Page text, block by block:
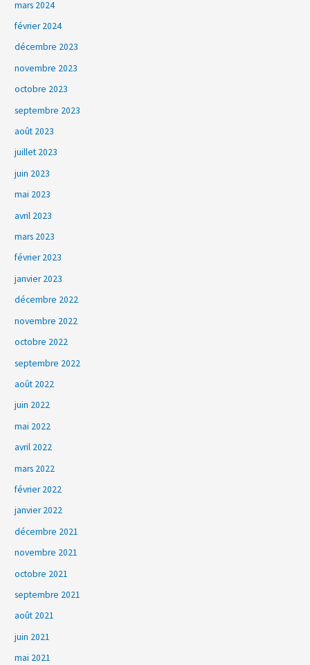
mars 2024
février 2024
décembre 2023
novembre 2023
octobre 2023
septembre 2023
août 2023
juillet 2023
juin 2023
mai 2023
avril 2023
mars 2023
février 2023
janvier 2023
décembre 2022
novembre 2022
octobre 2022
septembre 2022
août 2022
juin 2022
mai 2022
avril 2022
mars 2022
février 2022
janvier 2022
décembre 2021
novembre 2021
octobre 2021
septembre 2021
août 2021
juin 2021
mai 2021